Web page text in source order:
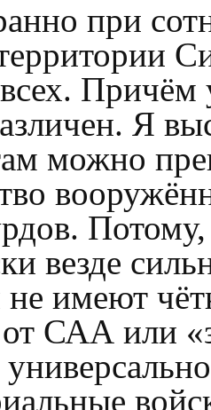
при
Я
можно
Потому,
везде
имеют
САА или